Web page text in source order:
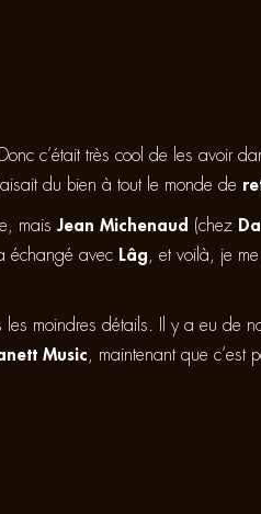
c’était très cool de les avoir
du bien à tout le monde de
mais Jean Michenaud (chez
échangé avec Lâg , et voilà, je
moindres détails. Il y a eu de
Music , maintenant que c’est